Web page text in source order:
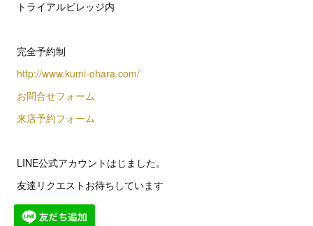
トライアルビレッジ内
完全予約制
http://www.kumi-ohara.com/
お問合せフォーム
来店予約フォーム
LINE公式アカウントはじました。
友達リクエストお待ちしています